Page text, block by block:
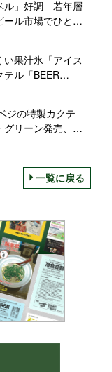
ル」好調 若年層
ル市場でひと
果汁氷「アイス
ル「BEER
ジの特製カクテ
グリーン発売、フ
一覧に戻る